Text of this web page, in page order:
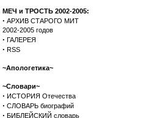
МЕЧ и ТРОСТЬ 2002-2005:
· АРХИВ СТАРОГО МИТ
2002-2005 годов
· ГАЛЕРЕЯ
· RSS
~Апологетика~
~Словари~
· ИСТОРИЯ Отечества
· СЛОВАРЬ биографий
· БИБЛЕЙСКИЙ словарь